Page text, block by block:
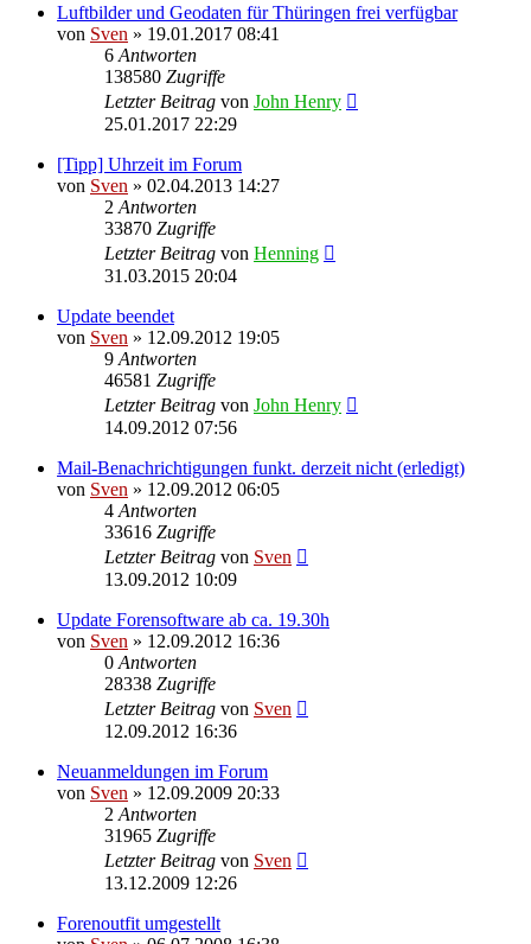
Luftbilder und Geodaten für Thüringen frei verfügbar
von Sven » 19.01.2017 08:41
6 Antworten
138580 Zugriffe
Letzter Beitrag von John Henry
25.01.2017 22:29
[Tipp] Uhrzeit im Forum
von Sven » 02.04.2013 14:27
2 Antworten
33870 Zugriffe
Letzter Beitrag von Henning
31.03.2015 20:04
Update beendet
von Sven » 12.09.2012 19:05
9 Antworten
46581 Zugriffe
Letzter Beitrag von John Henry
14.09.2012 07:56
Mail-Benachrichtigungen funkt. derzeit nicht (erledigt)
von Sven » 12.09.2012 06:05
4 Antworten
33616 Zugriffe
Letzter Beitrag von Sven
13.09.2012 10:09
Update Forensoftware ab ca. 19.30h
von Sven » 12.09.2012 16:36
0 Antworten
28338 Zugriffe
Letzter Beitrag von Sven
12.09.2012 16:36
Neuanmeldungen im Forum
von Sven » 12.09.2009 20:33
2 Antworten
31965 Zugriffe
Letzter Beitrag von Sven
13.12.2009 12:26
Forenoutfit umgestellt